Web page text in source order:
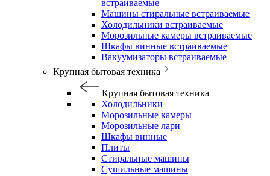
встраиваемые
Машины стиральные встраиваемые
Холодильники встраиваемые
Морозильные камеры встраиваемые
Шкафы винные встраиваемые
Вакуумизаторы встраиваемые
Крупная бытовая техника
Крупная бытовая техника
Холодильники
Морозильные камеры
Морозильные лари
Шкафы винные
Плиты
Стиральные машины
Сушильные машины